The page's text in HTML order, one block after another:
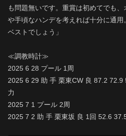
も問題無いです。重賞は初めてでも
や手頃なハンデを考えれば十分に通
ベストでしょう」
≪調教時計≫
2025 6 28 プール 1周
2025 6 29 助 手 栗東CW 良 87.2
力
2025 7 1 プール 2周
2025 7 2 助 手 栗東坂 良 1回 52.6